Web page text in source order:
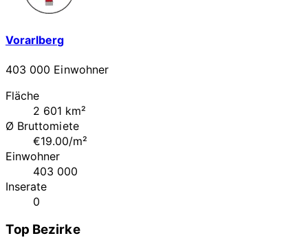
Vorarlberg
403 000 Einwohner
Fläche
2 601 km²
Ø Bruttomiete
€19.00/m²
Einwohner
403 000
Inserate
0
Top Bezirke